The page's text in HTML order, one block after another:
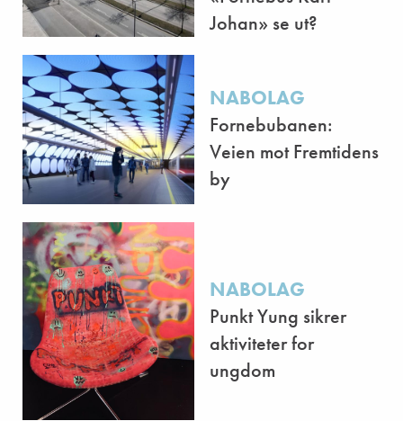
Johan» se ut?
NABOLAG
Fornebubanen:
Veien mot Fremtidens
by
NABOLAG
Punkt Yung sikrer
aktiviteter for
ungdom